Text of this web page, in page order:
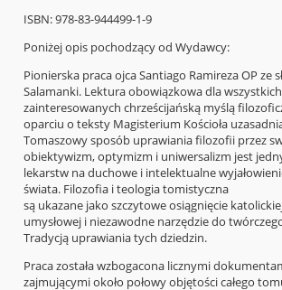
ISBN: 978-83-944499-1-9
Poniżej opis pochodzący od Wydawcy:
Pionierska praca ojca Santiago Ramireza OP ze
Salamanki. Lektura obowiązkowa dla
zainteresowanych chrześcijańską myślą
oparciu o teksty Magisterium Kościoła
Tomaszowy sposób uprawiania filozofii przez
obiektywizm, optymizm i uniwersalizm jest
lekarstw na duchowe i intelektualne
świata. Filozofia i teologia tomistyczna
są ukazane jako szczytowe osiągnięcie
umysłowej i niezawodne narzędzie do
Tradycją uprawiania tych dziedzin.
Praca została wzbogacona licznymi
zajmującymi około połowy objętości całego